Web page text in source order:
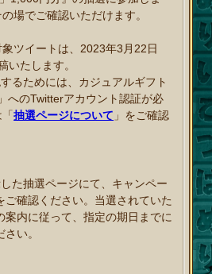
場でご確認いただけます。
ツイートは、2023年3月22日
いたします。
るためには、カジュアルギフト
へのTwitterアカウント認証が必
「抽選ページについて 」をご確認
た抽選ページにて、キャンペー
ご確認ください。当選されていた
案内に従って、指定の期日までに
い。